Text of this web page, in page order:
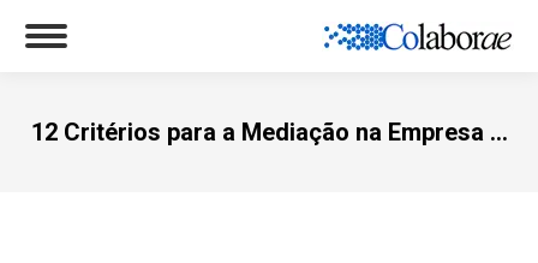
12 Critérios para a Mediação na Empresa …